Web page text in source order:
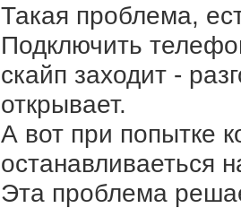
Такая проблема,
Подключить
скайп заходит -
открывает.
А вот при попытке
останавливаеться
Эта проблема